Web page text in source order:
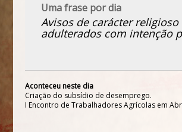
Uma frase por dia
Avisos de carácter religioso
adulterados com intenção
Aconteceu neste dia
Criação do subsídio de desemprego.
I Encontro de Trabalhadores Agrícolas em